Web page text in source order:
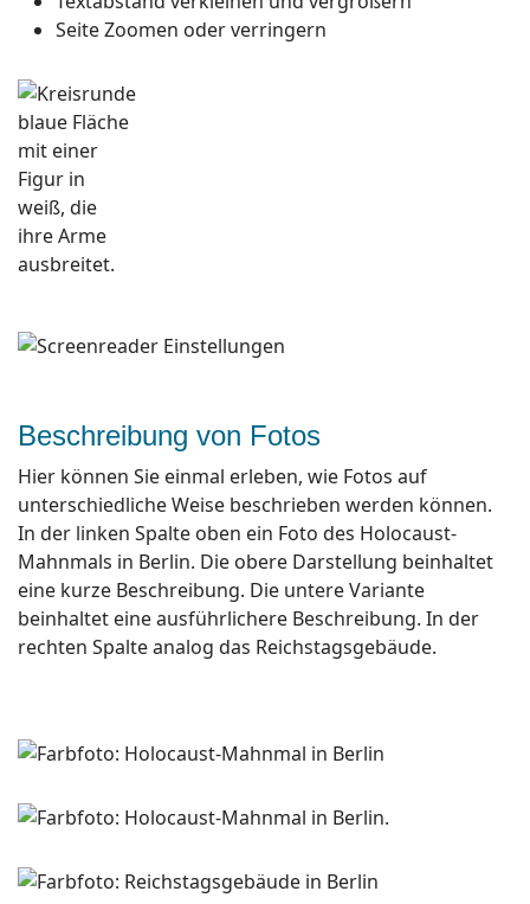
Seite Zoomen oder verringern
Beschreibung von Fotos
Hier können Sie einmal erleben, wie Fotos auf
unterschiedliche Weise beschrieben werden können.
In der linken Spalte oben ein Foto des Holocaust-
Mahnmals in Berlin. Die obere Darstellung beinhaltet
eine kurze Beschreibung. Die untere Variante
beinhaltet eine ausführlichere Beschreibung. In der
rechten Spalte analog das Reichstagsgebäude.